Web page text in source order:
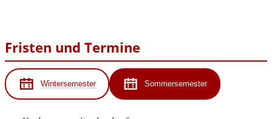
Fristen und Termine
Wintersemester Sommersemester